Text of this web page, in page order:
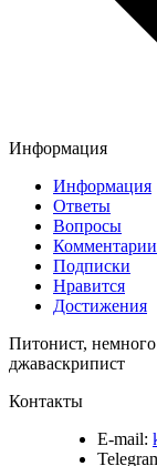
Информация
Информация
Ответы
Вопросы
Комментарии
Подписки
Нравится
Достижения
Питонист,
джаваскрипист
Контакты
E-mail: